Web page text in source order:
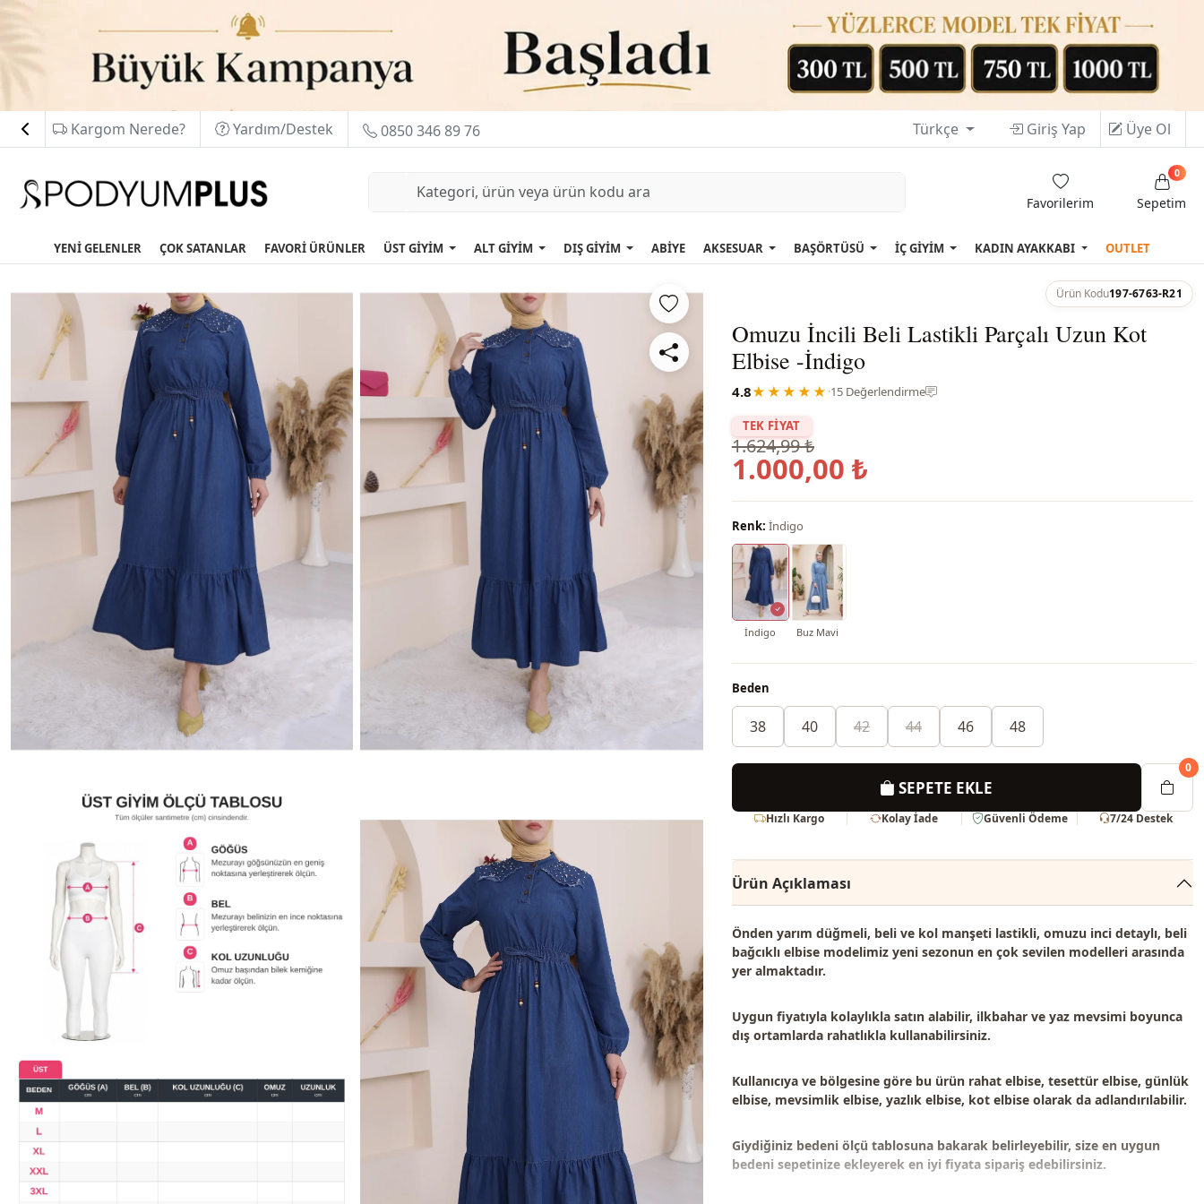
Kargom Nerede? Yardım/Destek 0850 346 89 76 Türkçe Giriş Yap Üye Ol
Favorilerim Sepetim
0
YENİ GELENLER ÇOK SATANLAR FAVORİ ÜRÜNLER ÜST GİYİM ALT GİYİM DIŞ GİYİM ABİYE AKSESUAR BAŞÖRTÜSÜ İÇ GİYİM KADIN AYAKKABI OUTLET
Ürün Kodu197-6763-R21
Omuzu İncili Beli Lastikli Parçalı Uzun Kot
Elbise -İndigo
4.8★★★★★ ·15 Değerlendirme
TEK FİYAT
1.624,99 ₺
1.000,00 ₺
Renk: İndigo
İndigo Buz Mavi
Beden
38 40 42 44 46 48
SEPETE EKLE
0
Hızlı Kargo Kolay İade Güvenli Ödeme 7/24 Destek
Ürün Açıklaması
Önden yarım düğmeli, beli ve kol manşeti lastikli, omuzu inci detaylı, beli
bağcıklı elbise modelimiz yeni sezonun en çok sevilen modelleriarasında
yer almaktadır.
Uygun fiyatıyla kolaylıkla satın alabilir, ilkbahar ve yaz mevsimi boyunca
dış ortamlarda rahatlıkla kullanabilirsiniz.
Kullanıcıya ve bölgesine göre bu ürün rahat elbise, tesettür elbise, günlük
elbise, mevsimlik elbise, yazlık elbise, kot elbiseolarak da adlandırılabilir.
Giydiğiniz bedeni ölçü tablosuna bakarak belirleyebilir, size en uygun
bedeni sepetinize ekleyerek en iyi fiyata sipariş edebilirsiniz.